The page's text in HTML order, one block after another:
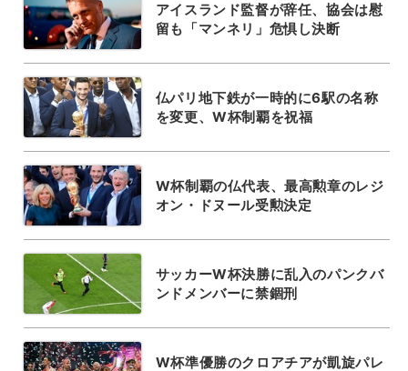
アイスランド監督が辞任、協会は慰
留も「マンネリ」危惧し決断
仏パリ地下鉄が一時的に6駅の名称
を変更、W杯制覇を祝福
W杯制覇の仏代表、最高勲章のレジ
オン・ドヌール受勲決定
サッカーW杯決勝に乱入のパンクバ
ンドメンバーに禁錮刑
W杯準優勝のクロアチアが凱旋パレ